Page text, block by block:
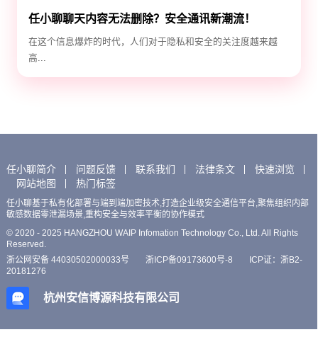
任小聊聊天内容无法删除？安全通讯新潮流！
在这个信息爆炸的时代，人们对于隐私和安全的关注度越来越
高...
任小聊简介 问题反馈 联系我们 法律条文
快速浏览
网站地图
热门标签
任小聊基于私有化部署与端到端加密技术,打造企业级安全通信平台,聚焦组织内部
敏感数据零泄漏场景,重构安全与效率平衡的协作模式
© 2020 - 2025 HANGZHOU WAIP Infomation Technology Co., Ltd. All Rights
Reserved.
浙公网安备 44030502000033号
浙ICP备09173600号-8
ICP证：浙B2-
20181276
杭州安信博源科技有限公司